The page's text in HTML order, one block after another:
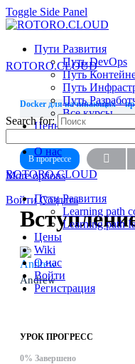
Toggle Side Panel
Пути Развития
Путь DevOps
Путь
Путь
Путь
Все курсы
Цены
О нас
More options
Войти Создать
ROTORO.CLOUD
Search for:
ROTORO.CLOUD
Пути Развития
Learning path
Learning path
Цены
Wiki
О нас
Войти
Регистрация
Docker для начинающих +
УРОК 1, ТЕМА 1
В прогрессе
Andrew
УРОК ПРОГРЕСС
0% Завершено